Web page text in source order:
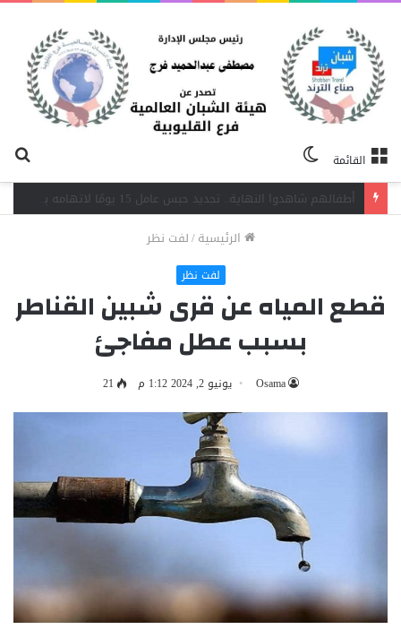
القائمة
المظلم
تيسيرًا على المقيمين.. صحة القليوبية تتيح تسجيل حالات الميلاد والوفاة لغير المصريين بعدد من مكاتب الصحة
الرئيسية/لفت نظر
لفت نظر
قطع المياه عن قرى شبين القناطر
بسبب عطل مفاجئ
Osama يونيو 2, 2024 1:12 م 21